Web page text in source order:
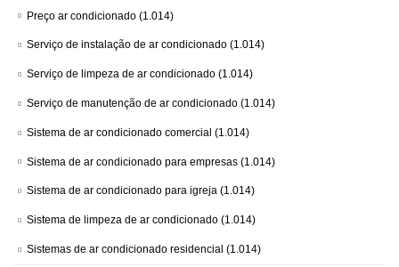
Preço ar condicionado (1.014)
Serviço de instalação de ar condicionado (1.014)
Serviço de limpeza de ar condicionado (1.014)
Serviço de manutenção de ar condicionado (1.014)
Sistema de ar condicionado comercial (1.014)
Sistema de ar condicionado para empresas (1.014)
Sistema de ar condicionado para igreja (1.014)
Sistema de limpeza de ar condicionado (1.014)
Sistemas de ar condicionado residencial (1.014)